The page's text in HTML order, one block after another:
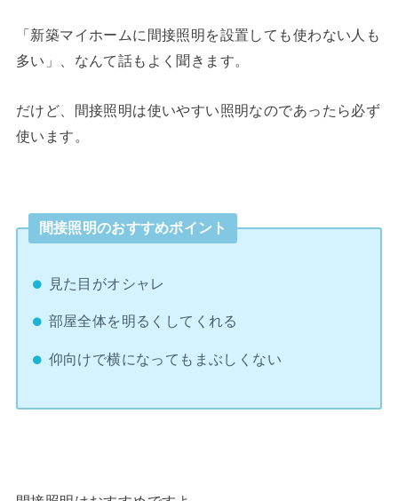
「新築マイホームに間接照明を設置しても使わない人も
多い」、なんて話もよく聞きます。
だけど、間接照明は使いやすい照明なのであったら必ず
使います。
間接照明のおすすめポイント
見た目がオシャレ
部屋全体を明るくしてくれる
仰向けで横になってもまぶしくない